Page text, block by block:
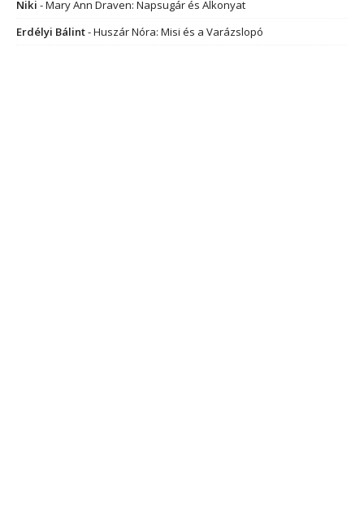
Niki -Mary Ann Draven: Napsugár és Alkonyat
Erdélyi Bálint-Huszár Nóra: Misi és a Varázslopó